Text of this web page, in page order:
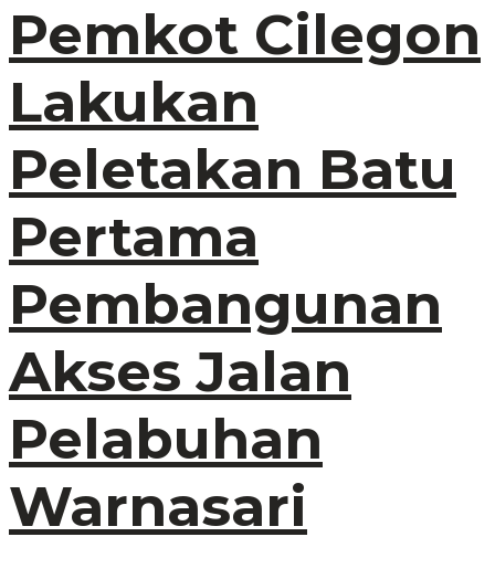
Pemkot Cilegon
Lakukan
Peletakan Batu
Pertama
Pembangunan
Akses Jalan
Pelabuhan
Warnasari